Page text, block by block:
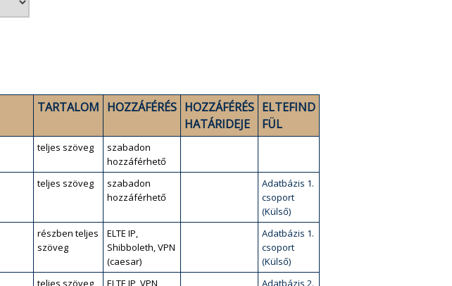
TARTALOM HOZZÁFÉRÉS HOZZÁFÉRÉS
HATÁRIDEJE
ELTEFIND
FÜL
teljes szöveg
szabadon
hozzáférhető
teljes szöveg
szabadon
hozzáférhető
Adatbázis 1.
csoport
(Külső)
részben teljes
szöveg
ELTE IP,
Shibboleth, VPN
(caesar)
Adatbázis 1.
csoport
(Külső)
teljes szöveg
ELTE IP, VPN
Adatbázis 2.